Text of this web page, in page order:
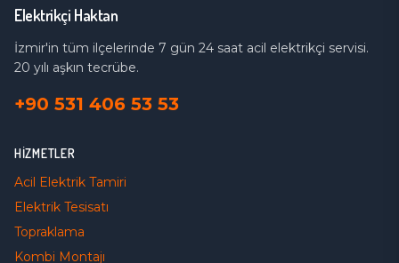
Elektrikçi Haktan
İzmir'in tüm ilçelerinde 7 gün 24 saat acil elektrikçi servisi.
20 yılı aşkın tecrübe.
+90 531 406 53 53
HIZMETLER
Acil Elektrik Tamiri
Elektrik Tesisatı
Topraklama
Kombi Montajı